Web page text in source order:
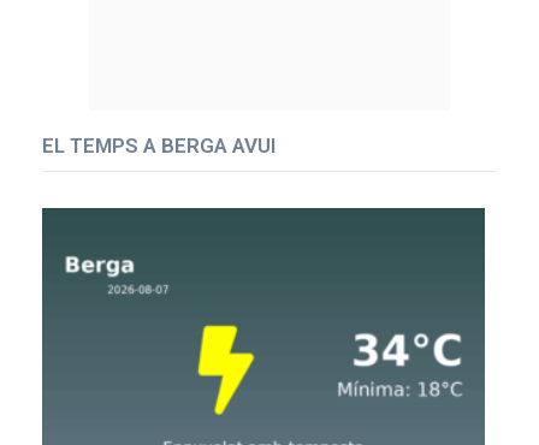
EL TEMPS A BERGA AVUI